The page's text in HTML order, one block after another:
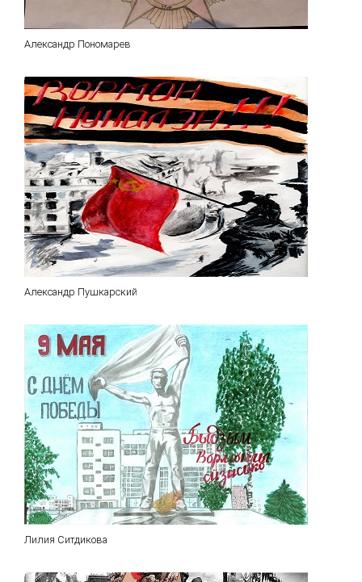
Александр Пономарев
Александр Пушкарский
Лилия Ситдикова